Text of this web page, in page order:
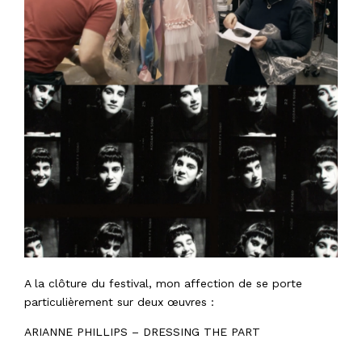
A la clôture du festival, mon affection de se porte
particulièrement sur deux œuvres :
ARIANNE PHILLIPS – DRESSING THE PART